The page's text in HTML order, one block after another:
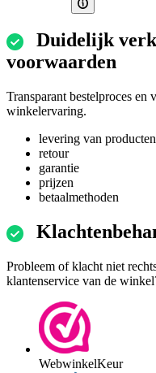
Duidelijk
voorwaarden
Transparant bestelproces
winkelervaring.
levering van
retour
garantie
prijzen
betaalmethoden
Probleem of klacht niet
klantenservice van de
WebwinkelKeur